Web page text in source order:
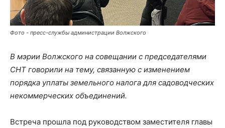
Фото - пресс-службы администрации Волжского
В мэрии Волжского на совещании с председателями
СНТ говорили на тему, связанную с изменением
порядка уплаты земельного налога для садоводческих
некоммерческих объединений.
Встреча прошла под руководством заместителя главы